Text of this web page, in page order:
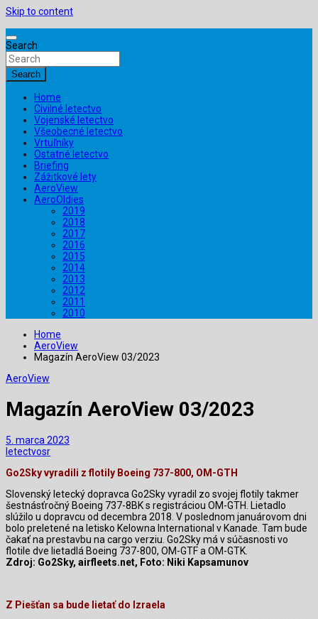
Skip to content
Search
Search
Home
Civilné letectvo
Vojenské letectvo
Všeobecné letectvo
Vrtuľníky
Ostatné letectvo
Briefing
Zážitkové lety
AeroView
AeroOldies
2019
2018
2017
2016
2015
2014
2013
2012
2011
2010
Home
AeroView
Magazín AeroView 03/2023
AeroView
Magazín AeroView 03/2023
5. marca 2023
letectvosr
Go2Sky vyradili z flotily Boeing 737-800, OM-GTH
Slovenský letecký dopravca Go2Sky vyradil zo svojej flotily takmer
šestnásťročný Boeing 737-8BK s registráciou OM-GTH. Lietadlo
slúžilo u dopravcu od decembra 2018. V poslednom januárovom dni
bolo preletené na letisko Kelowna International v Kanade. Tam bude
čakať na prestavbu na cargo verziu. Go2Sky má v súčasnosti vo
flotile dve lietadlá Boeing 737-800, OM-GTF a OM-GTK.
Zdroj: Go2Sky, airfleets.net, Foto: Niki Kapsamunov
Z Piešťan sa bude lietať do Izraela